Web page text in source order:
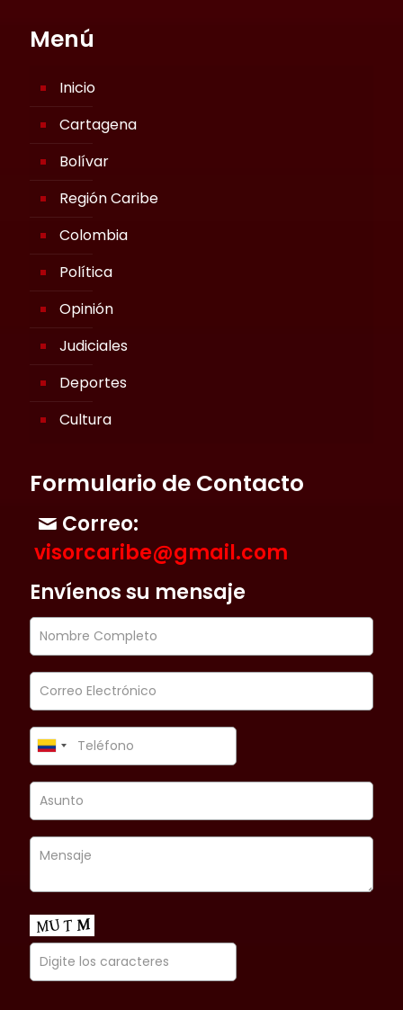
Menú
Inicio
Cartagena
Bolívar
Región Caribe
Colombia
Política
Opinión
Judiciales
Deportes
Cultura
Formulario de Contacto
Correo:
visorcaribe@gmail.com
Envíenos su mensaje